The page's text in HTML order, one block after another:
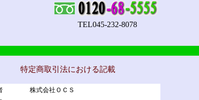
TEL045-232-8078
特定商取引法における記載
株式会社ＯＣＳ